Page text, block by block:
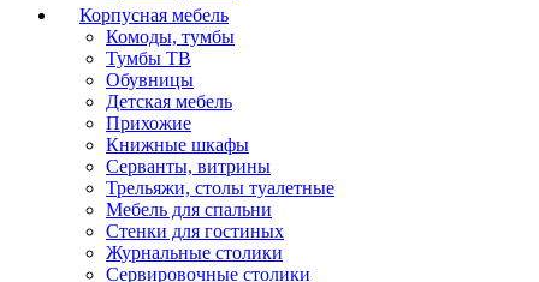
Корпусная мебель
Комоды, тумбы
Тумбы ТВ
Обувницы
Детская мебель
Прихожие
Книжные шкафы
Серванты, витрины
Трельяжи, столы туалетные
Мебель для спальни
Стенки для гостиных
Журнальные столики
Сервировочные столики